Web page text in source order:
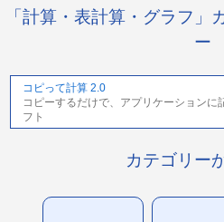
「計算・表計算・グラフ」
ー
コピって計算 2.0
コピーするだけで、アプリケーションに
フト
カテゴリー